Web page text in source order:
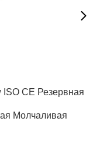
ISO CE Резервная
Молчаливая